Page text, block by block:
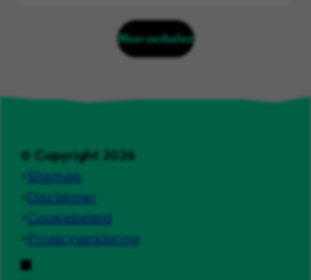
Meer verhalen
© Copyright 2026
Sitemap
Disclaimer
Cookiebeleid
Privacyverklaring